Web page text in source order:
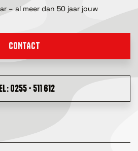
– al meer dan 50 jaar jouw
CONTACT
0255 - 511 612